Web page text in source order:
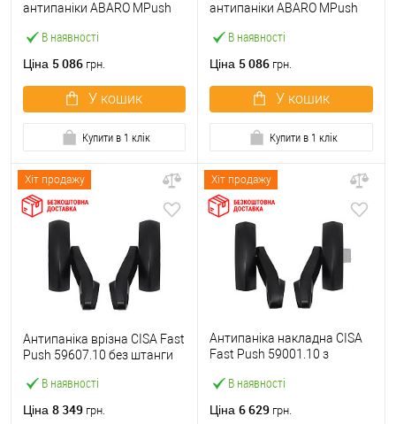
В наявності
антипаніки ABARO МPush
чорний із замком та ручкою
Ціна 5 086 грн.
У кошик
Купити в 1 клік
В наявності
антипаніки ABARO МPush
червоний із замком та
Ціна 5 086 грн.
У кошик
Купити в 1 клік
Хіт продажу
В наявності
Антипаніка врізна CISA Fast
Push 59607.10 без штанги
Ціна 8 349 грн.
Хіт продажу
В наявності
Антипаніка накладна CISA
Fast Push 59001.10 з
Ціна 6 629 грн.